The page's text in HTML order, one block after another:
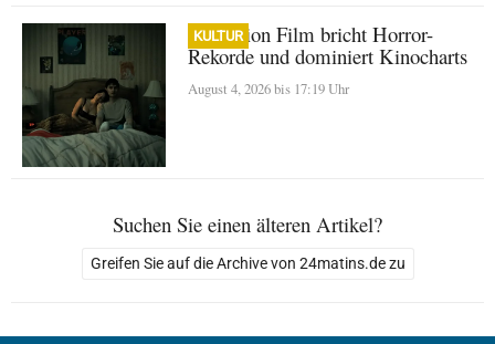
KULTUR
Obsession Film bricht Horror-
Rekorde und dominiert Kinocharts
August 4, 2026 bis 17:19 Uhr
Suchen Sie einen älteren Artikel?
Greifen Sie auf die Archive von 24matins.de zu